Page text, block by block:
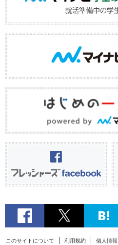
このサイトについて 利用規約 個人情